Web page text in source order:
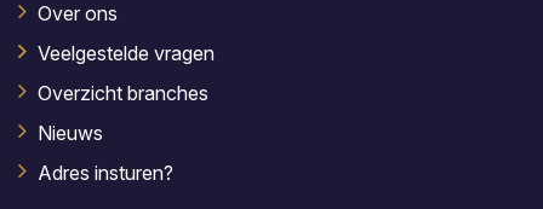
Over ons
Veelgestelde vragen
Overzicht branches
Nieuws
Adres insturen?